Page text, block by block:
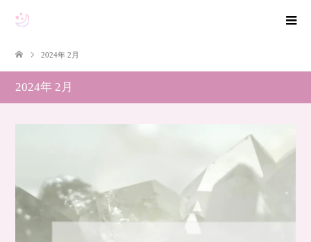
2024年 2月
2024年 2月